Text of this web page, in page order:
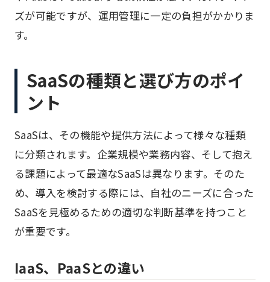
ズが可能ですが、運用管理に一定の負担がかかりま
す。
SaaSの種類と選び方のポイ
ント
SaaSは、その機能や提供方法によって様々な種類
に分類されます。企業規模や業務内容、そして抱え
る課題によって最適なSaaSは異なります。そのた
め、導入を検討する際には、自社のニーズに合った
SaaSを見極めるための適切な判断基準を持つこと
が重要です。
IaaS、PaaSとの違い